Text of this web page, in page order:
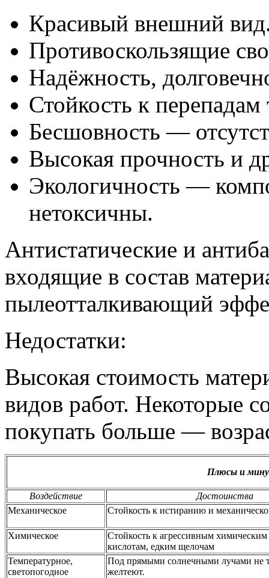
Красивый внешний
Противоскользящие
Надёжность,
Стойкость к перепадам
Бесшовность —
Высокая прочность и
Экологичность —
нетоксичны.
Антистатические и
входящие в состав
пылеотталкивающий
Недостатки:
Высокая стоимость
видов работ. Некоторые
покупать больше —
Плюсы и
Воздействие
Достоинства
Механическое
Стойкость к истиранию и
Химическое
Стойкость к агрессивным химическим
кислотам, едким щелочам
Температурное,
светопогодное
Под прямыми солнечными лучами не
желтеют.